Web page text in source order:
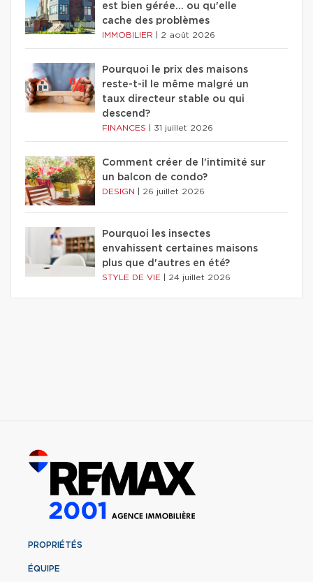
est bien gérée… ou qu'elle
cache des problèmes
IMMOBILIER 2 août 2026
Pourquoi le prix des maisons
reste-t-il le même malgré un
taux directeur stable ou qui
descend?
FINANCES 31 juillet 2026
Comment créer de l'intimité sur
un balcon de condo?
DESIGN 26 juillet 2026
Pourquoi les insectes
envahissent certaines maisons
plus que d'autres en été?
STYLE DE VIE 24 juillet 2026
PROPRIÉTÉS
ÉQUIPE